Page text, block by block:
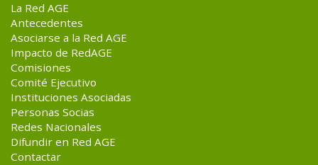
La Red AGE
Antecedentes
Asociarse a la Red AGE
Impacto de RedAGE
Comisiones
Comité Ejecutivo
Instituciones Asociadas
Personas Socias
Redes Nacionales
Difundir en Red AGE
Contactar